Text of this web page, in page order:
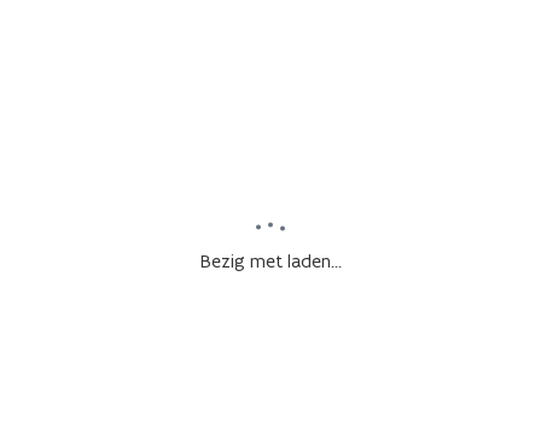
Bezig met laden...